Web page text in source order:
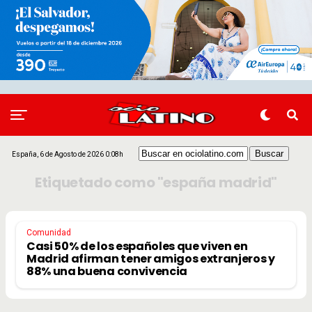
España, 6 de Agosto de 2026 0:08h
Etiquetado como "españa madrid"
Comunidad
Casi 50% de los españoles que viven en
Madrid afirman tener amigos extranjeros y
88% una buena convivencia